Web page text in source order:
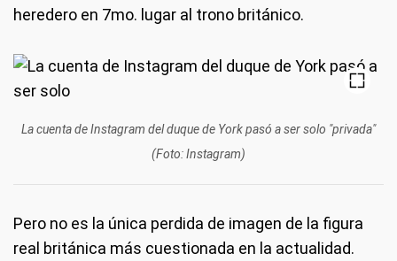
heredero en 7mo. lugar al trono británico.
La cuenta de Instagram del duque de York pasó a ser solo "privada"
(Foto: Instagram)
Pero no es la única perdida de imagen de la figura
real británica más cuestionada en la actualidad.